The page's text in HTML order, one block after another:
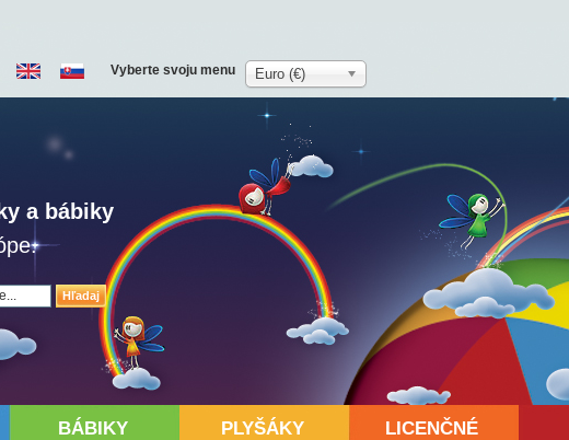
Hľadaj
a bábiky
Vyberte svoju menu Euro (€)
BÁBIKY PLYŠÁKY LICENČNÉ